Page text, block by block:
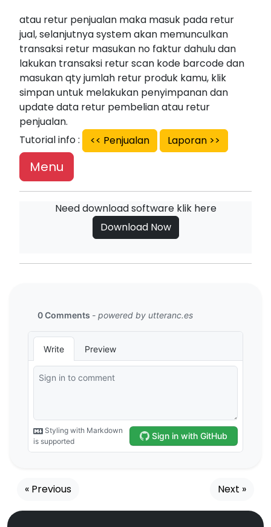
atau retur penjualan maka masuk pada retur
jual, selanjutnya system akan memunculkan
transaksi retur masukan no faktur dahulu dan
lakukan transaksi retur scan kode barcode dan
masukan qty jumlah retur produk kamu, klik
simpan untuk melakukan penyimpanan dan
update data retur pembelian atau retur
penjualan.
Tutorial info :
<< Penjualan Laporan >>
Menu
Need download software klik here
Download Now
« Previous Next »